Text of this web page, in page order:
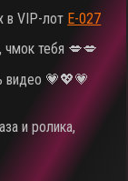
в VIP-лот E-027
чмок тебя 💋💋
видео 💗💖💗
и ролика,